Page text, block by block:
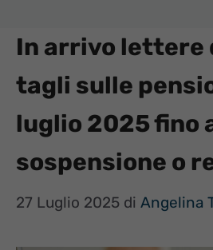
In arrivo lettere
tagli sulle
luglio 2025 fino
sospensione o
27 Luglio 2025 di Angelina